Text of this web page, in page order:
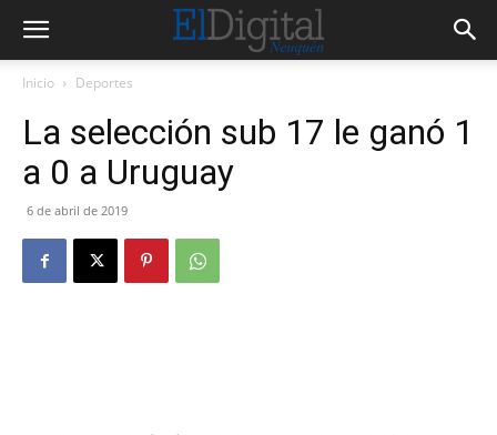
Inicio Deportes
La selección sub 17 le ganó 1
a 0 a Uruguay
6 de abril de 2019